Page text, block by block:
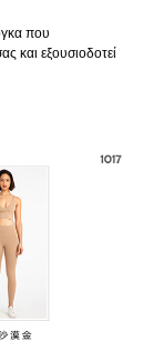
που
και εξουσιοδοτεί